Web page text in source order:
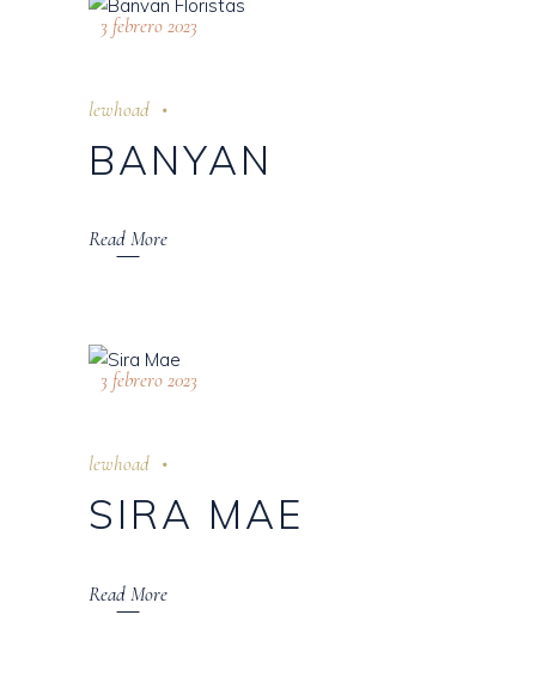
3 febrero 2023
lewhoad
BANYAN
Read More
3 febrero 2023
lewhoad
SIRA MAE
Read More